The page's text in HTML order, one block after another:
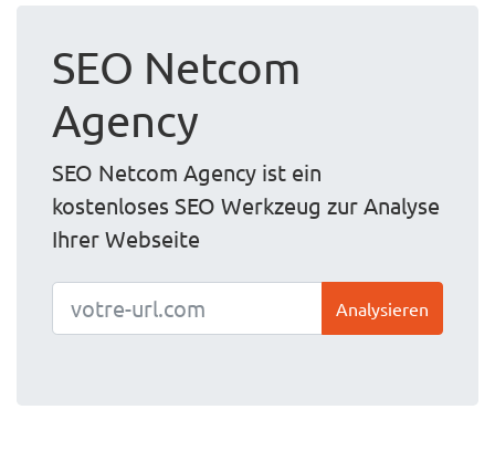
SEO Netcom
Agency
SEO Netcom Agency ist ein
kostenloses SEO Werkzeug zur Analyse
Ihrer Webseite
Analysieren